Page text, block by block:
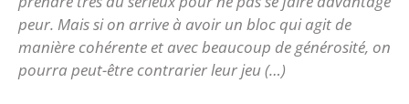
peur. Mais si on arrive à avoir un bloc qui agit de
manière cohérente et avec beaucoup de générosité, on
pourra peut-être contrarier leur jeu (…)